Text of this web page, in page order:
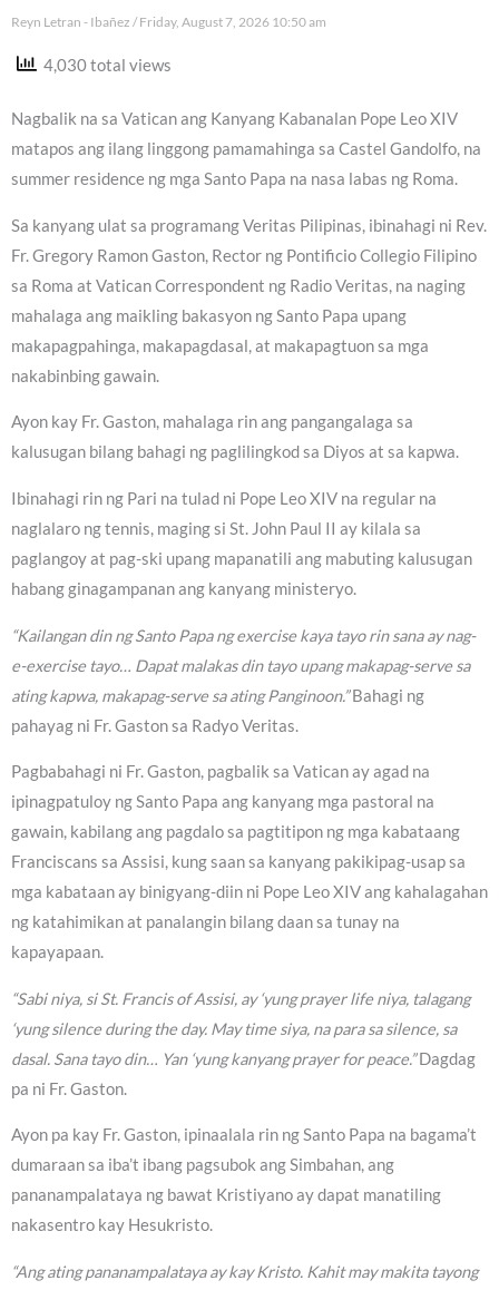
Reyn Letran - Ibañez Friday, August 7, 2026 10:50 am
4,030 total views
Nagbalik na sa Vatican ang Kanyang Kabanalan Pope Leo XIV
matapos ang ilang linggong pamamahinga sa Castel Gandolfo, na
summer residence ng mga Santo Papa na nasa labas ng Roma.
Sa kanyang ulat sa programang Veritas Pilipinas, ibinahagi ni Rev.
Fr. Gregory Ramon Gaston, Rector ng Pontificio Collegio Filipino
sa Roma at Vatican Correspondent ng Radio Veritas, na naging
mahalaga ang maikling bakasyon ng Santo Papa upang
makapagpahinga, makapagdasal, at makapagtuon sa mga
nakabinbing gawain.
Ayon kay Fr. Gaston, mahalaga rin ang pangangalaga sa
kalusugan bilang bahagi ng paglilingkod sa Diyos at sa kapwa.
Ibinahagi rin ng Pari na tulad ni Pope Leo XIV na regular na
naglalaro ng tennis, maging si St. John Paul II ay kilala sa
paglangoy at pag-ski upang mapanatili ang mabuting kalusugan
habang ginagampanan ang kanyang ministeryo.
“Kailangan din ng Santo Papa ng exercise kaya tayo rin sana ay nag-
e-exercise tayo… Dapat malakas din tayo upang makapag-serve sa
ating kapwa, makapag-serve sa ating Panginoon.”Bahagi ng
pahayag ni Fr. Gaston sa Radyo Veritas.
Pagbabahagi ni Fr. Gaston, pagbalik sa Vatican ay agad na
ipinagpatuloy ng Santo Papa ang kanyang mga pastoral na
gawain, kabilang ang pagdalo sa pagtitipon ng mga kabataang
Franciscans sa Assisi, kung saan sa kanyang pakikipag-usap sa
mga kabataan ay binigyang-diin ni Pope Leo XIV ang kahalagahan
ng katahimikan at panalangin bilang daan sa tunay na
kapayapaan.
“Sabi niya, si St. Francis of Assisi, ay ‘yung prayer life niya, talagang
‘yung silence during the day. May time siya, na para sa silence, sa
dasal. Sana tayo din… Yan ‘yung kanyang prayer for peace.”Dagdag
pa ni Fr. Gaston.
Ayon pa kay Fr. Gaston, ipinaalala rin ng Santo Papa na bagama’t
dumaraan sa iba’t ibang pagsubok ang Simbahan, ang
pananampalataya ng bawat Kristiyano ay dapat manatiling
nakasentro kay Hesukristo.
“Ang ating pananampalataya ay kay Kristo. Kahit may makita tayong